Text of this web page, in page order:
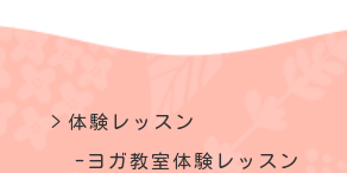
体験レッスン
ヨガ教室体験レッスン